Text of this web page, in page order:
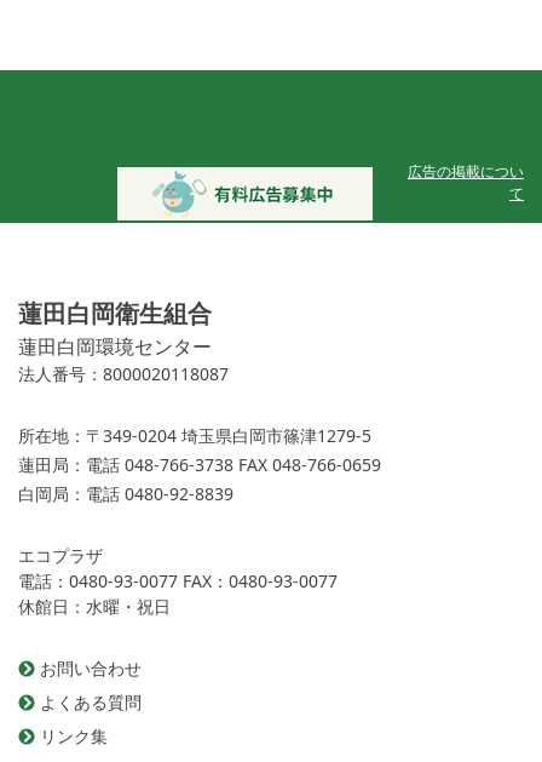
広告の掲載につい
て
蓮田白岡衛生組合
蓮田白岡環境センター
法人番号：8000020118087
所在地： 〒349-0204 埼玉県白岡市篠津1279-5
蓮田局： 電話 048-766-3738 FAX 048-766-0659
白岡局： 電話 0480-92-8839
エコプラザ
電話：0480-93-0077 FAX：0480-93-0077
休館日：水曜・祝日
お問い合わせ
よくある質問
リンク集